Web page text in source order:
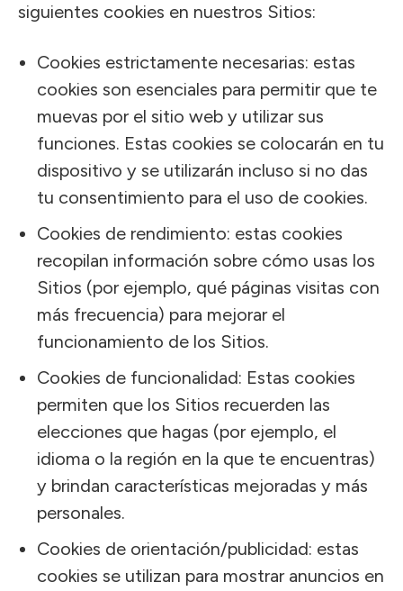
siguientes cookies en nuestros Sitios:
Cookies estrictamente necesarias: estas
cookies son esenciales para permitir que te
muevas por el sitio web y utilizar sus
funciones. Estas cookies se colocarán en tu
dispositivo y se utilizarán incluso si no das
tu consentimiento para el uso de cookies.
Cookies de rendimiento: estas cookies
recopilan información sobre cómo usas los
Sitios (por ejemplo, qué páginas visitas con
más frecuencia) para mejorar el
funcionamiento de los Sitios.
Cookies de funcionalidad: Estas cookies
permiten que los Sitios recuerden las
elecciones que hagas (por ejemplo, el
idioma o la región en la que te encuentras)
y brindan características mejoradas y más
personales.
Cookies de orientación/publicidad: estas
cookies se utilizan para mostrar anuncios en